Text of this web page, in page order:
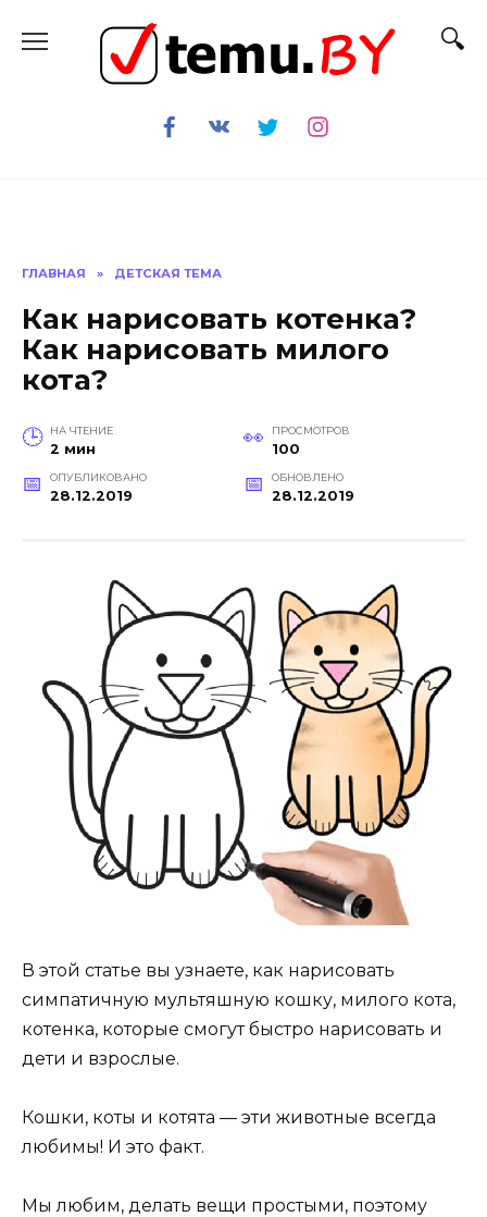
содержанию
ГЛАВНАЯ » ДЕТСКАЯ ТЕМА
Как нарисовать котенка?
Как нарисовать милого
кота?
НА ЧТЕНИЕ
2 мин
ПРОСМОТРОВ
100
ОПУБЛИКОВАНО
28.12.2019
ОБНОВЛЕНО
28.12.2019
В этой статье вы узнаете, как нарисовать
симпатичную мультяшную кошку, милого кота,
котенка, которые смогут быстро нарисовать и
дети и взрослые.
Кошки, коты и котята — эти животные всегда
любимы! И это факт.
Мы любим, делать вещи простыми, поэтому